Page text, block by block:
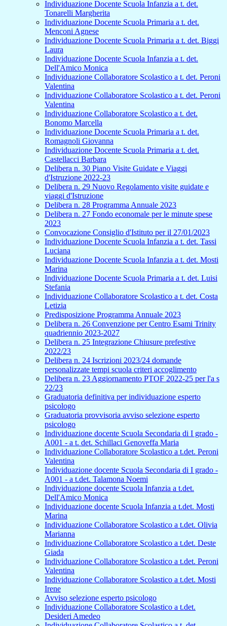
Individuazione Docente Scuola Infanzia a t. det.
Tonarelli Margherita
Individuazione Docente Scuola Primaria a t. det.
Menconi Agnese
Individuazione Docente Scuola Primaria a t. det. Biggi
Laura
Individuazione Docente Scuola Infanzia a t. det.
Dell'Amico Monica
Individuazione Collaboratore Scolastico a t. det. Peroni
Valentina
Individuazione Collaboratore Scolastico a t. det. Peroni
Valentina
Individuazione Collaboratore Scolastico a t. det.
Bonomo Marcella
Individuazione Docente Scuola Primaria a t. det.
Romagnoli Giovanna
Individuazione Docente Scuola Primaria a t. det.
Castellacci Barbara
Delibera n. 30 Piano Visite Guidate e Viaggi
d'Istruzione 2022-23
Delibera n. 29 Nuovo Regolamento visite guidate e
viaggi d'Istruzione
Delibera n. 28 Programma Annuale 2023
Delibera n. 27 Fondo economale per le minute spese
2023
Convocazione Consiglio d'Istituto per il 27/01/2023
Individuazione Docente Scuola Infanzia a t. det. Tassi
Luciana
Individuazione Docente Scuola Infanzia a t. det. Mosti
Marina
Individuazione Docente Scuola Primaria a t. det. Luisi
Stefania
Individuazione Collaboratore Scolastico a t. det. Costa
Letizia
Predisposizione Programma Annuale 2023
Delibera n. 26 Convenzione per Centro Esami Trinity
quadriennio 2023-2027
Delibera n. 25 Integrazione Chiusure prefestive
2022/23
Delibera n. 24 Iscrizioni 2023/24 domande
personalizzate tempi scuola criteri accoglimento
Delibera n. 23 Aggiornamento PTOF 2022-25 per l'a s
22/23
Graduatoria definitiva per individuazione esperto
psicologo
Graduatoria provvisoria avviso selezione esperto
psicologo
Individuazione docente Scuola Secondaria di I grado -
A001 - a t. det. Schillaci Genoveffa Maria
Individuazione Collaboratore Scolastico a t.det. Peroni
Valentina
Individuazione docente Scuola Secondaria di I grado -
A001 - a t.det. Talamona Noemi
Individuazione docente Scuola Infanzia a t.det.
Dell'Amico Monica
Individuazione docente Scuola Infanzia a t.det. Mosti
Marina
Individuazione Collaboratore Scolastico a t.det. Olivia
Marianna
Individuazione Collaboratore Scolastico a t.det. Deste
Giada
Individuazione Collaboratore Scolastico a t.det. Peroni
Valentina
Individuazione Collaboratore Scolastico a t.det. Mosti
Irene
Avviso selezione esperto psicologo
Individuazione Collaboratore Scolastico a t.det.
Desideri Amedeo